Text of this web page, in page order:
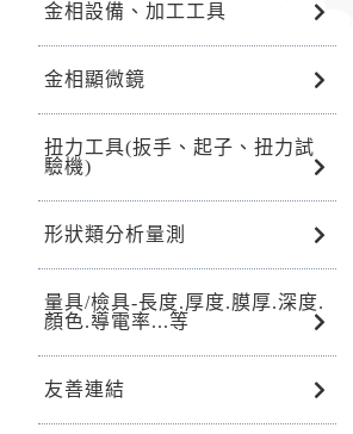
金相設備、加工工具
金相顯微鏡
扭力工具(扳手、起子、扭力試
驗機)
形狀類分析量測
量具/檢具-長度.厚度.膜厚.深度.
顏色.導電率...等
友善連結